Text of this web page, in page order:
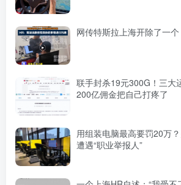
网传特斯拉上海开除了一个
联手封杀19元300G！三大
200亿佣金把自己打疼了
用组装电脑最高要罚20万
遭遇“职业举报人”